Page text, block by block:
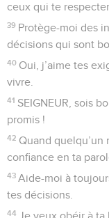
ceux qui te
39 Protège-moi des
décisions qui sont
40 Oui, j’aime tes
vivre.
41 SEIGNEUR, sois
promis !
42 Quand quelqu’un
confiance en ta
43 Aide-moi à
tes décisions.
44 Je veux obéir à ta